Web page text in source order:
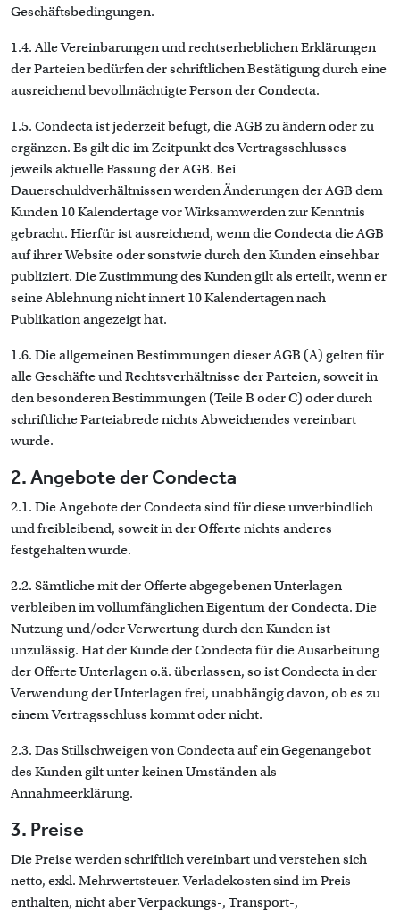
Geschäftsbedingungen.
1.4. Alle Vereinbarungen und rechtserheblichen Erklärungen
der Parteien bedürfen der schriftlichen Bestätigung durch eine
ausreichend bevollmächtigte Person der Condecta.
1.5. Condecta ist jederzeit befugt, die AGB zu ändern oder zu
ergänzen. Es gilt die im Zeitpunkt des Vertragsschlusses
jeweils aktuelle Fassung der AGB. Bei
Dauerschuldverhältnissen werden Änderungen der AGB dem
Kunden 10 Kalendertage vor Wirksamwerden zur Kenntnis
gebracht. Hierfür ist ausreichend, wenn die Condecta die AGB
auf ihrer Website oder sonstwie durch den Kunden einsehbar
publiziert. Die Zustimmung des Kunden gilt als erteilt, wenn er
seine Ablehnung nicht innert 10 Kalendertagen nach
Publikation angezeigt hat.
1.6. Die allgemeinen Bestimmungen dieser AGB (A) gelten für
alle Geschäfte und Rechtsverhältnisse der Parteien, soweit in
den besonderen Bestimmungen (Teile B oder C) oder durch
schriftliche Parteiabrede nichts Abweichendes vereinbart
wurde.
2. Angebote der Condecta
2.1. Die Angebote der Condecta sind für diese unverbindlich
und freibleibend, soweit in der Offerte nichts anderes
festgehalten wurde.
2.2. Sämtliche mit der Offerte abgegebenen Unterlagen
verbleiben im vollumfänglichen Eigentum der Condecta. Die
Nutzung und/oder Verwertung durch den Kunden ist
unzulässig. Hat der Kunde der Condecta für die Ausarbeitung
der Offerte Unterlagen o.ä. überlassen, so ist Condecta in der
Verwendung der Unterlagen frei, unabhängig davon, ob es zu
einem Vertragsschluss kommt oder nicht.
2.3. Das Stillschweigen von Condecta auf ein Gegenangebot
des Kunden gilt unter keinen Umständen als
Annahmeerklärung.
3. Preise
Die Preise werden schriftlich vereinbart und verstehen sich
netto, exkl. Mehrwertsteuer. Verladekosten sind im Preis
enthalten, nicht aber Verpackungs-, Transport-,